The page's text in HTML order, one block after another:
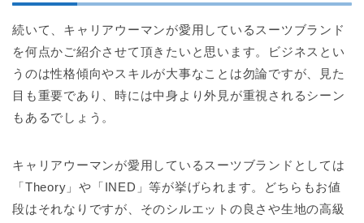
続いて、キャリアウーマンが愛用しているスーツブランド
を何点かご紹介させて頂きたいと思います。ビジネスとい
うのは性格傾向やスキルが大事なことは勿論ですが、見た
目も重要であり、時には中身より外見が重視されるシーン
もあるでしょう。
キャリアウーマンが愛用しているスーツブランドとしては
「Theory」や「INED」等が挙げられます。どちらもお値
段はそれなりですが、そのシルエットの良さや生地の高級